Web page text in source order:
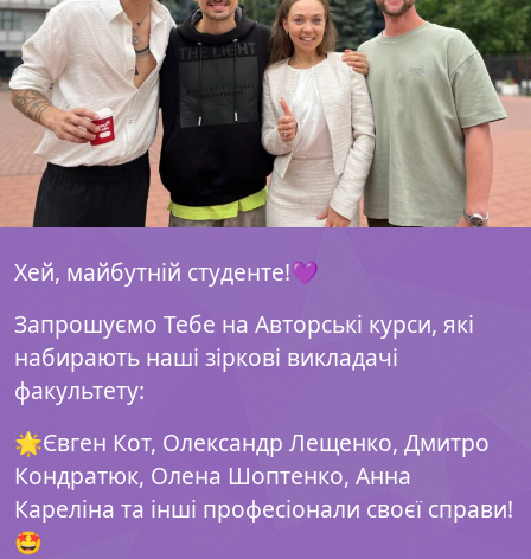
Хей, майбутній студенте!💜
Запрошуємо Тебе на Авторські курси, які
набирають наші зіркові викладачі
факультету:
🌟Євген Кот, Олександр Лещенко, Дмитро
Кондратюк, Олена Шоптенко, Анна
Кареліна та інші професіонали своєї справи!
🤩